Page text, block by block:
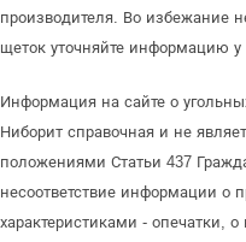
производителя. Во избежание
щеток уточняйте информацию у
Информация на сайте о
Ниборит справочная и не
положениями Статьи 437
несоответствие информации о
характеристиками - опечатки,